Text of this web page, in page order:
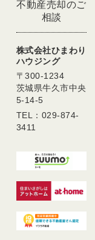
不動産売却のご
相談
株式会社ひまわり
ハウジング
〒300-1234
茨城県牛久市中央
5-14-5
TEL：029-874-
3411